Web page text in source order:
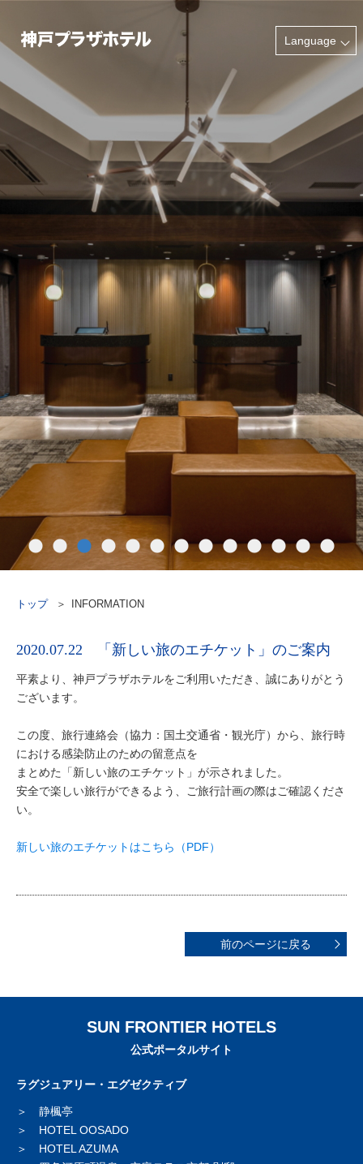
トップ INFORMATION
INFORMATION
2020.07.22 「新しい旅のエチケット」のご案内
平素より、神戸プラザホテルをご利用いただき、誠にありがとう
ございます。
この度、旅行連絡会（協力：国土交通省・観光庁）から、旅行時
における感染防止のための留意点を
まとめた「新しい旅のエチケット」が示されました。
安全で楽しい旅行ができるよう、ご旅行計画の際はご確認くださ
い。
新しい旅のエチケットはこちら（PDF）
前のページに戻る
SUN FRONTIER HOTELS
公式ポータルサイト
ラグジュアリー・エグゼクティブ
静楓亭
HOTEL OOSADO
HOTEL AZUMA